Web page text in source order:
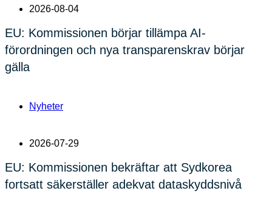
2026-08-04
EU: Kommissionen börjar tillämpa AI-
förordningen och nya transparenskrav börjar
gälla
Nyheter
2026-07-29
EU: Kommissionen bekräftar att Sydkorea
fortsatt säkerställer adekvat dataskyddsnivå